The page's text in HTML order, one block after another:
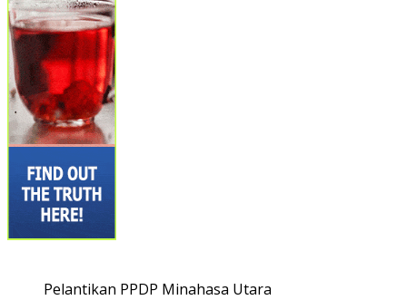
Pelantikan PPDP Minahasa Utara